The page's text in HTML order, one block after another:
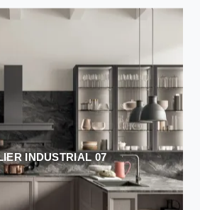
INDUSTRIAL 07